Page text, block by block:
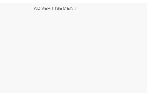
ADVERTISEMENT